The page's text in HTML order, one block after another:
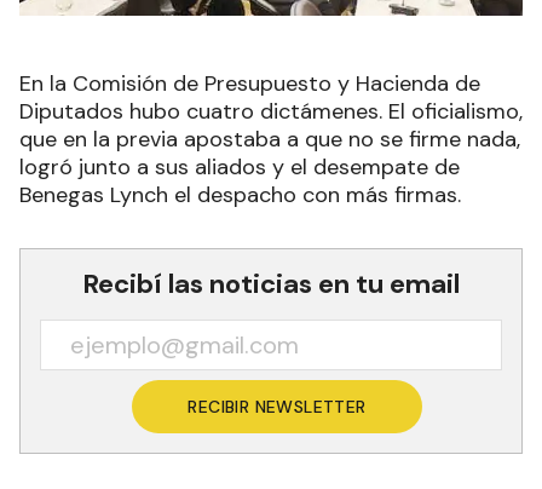
En la Comisión de Presupuesto y Hacienda de
Diputados hubo cuatro dictámenes. El oficialismo,
que en la previa apostaba a que no se firme nada,
logró junto a sus aliados y el desempate de
Benegas Lynch el despacho con más firmas.
Recibí las noticias en tu email
RECIBIR NEWSLETTER